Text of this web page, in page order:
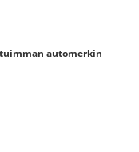
automerkin